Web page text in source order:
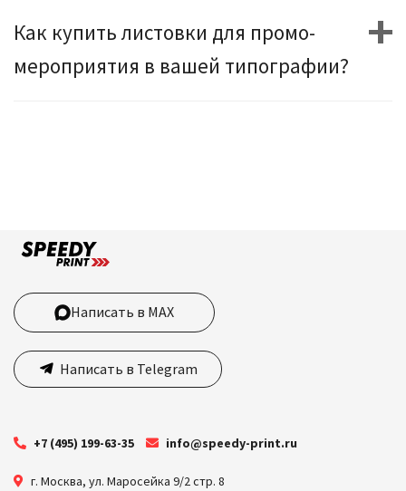
Как купить листовки для промо-
мероприятия в вашей типографии?
Написать в MAX
Написать в Telegram
+7 (495) 199-63-35 info@speedy-print.ru
г. Москва, ул. Маросейка 9/2 стр. 8